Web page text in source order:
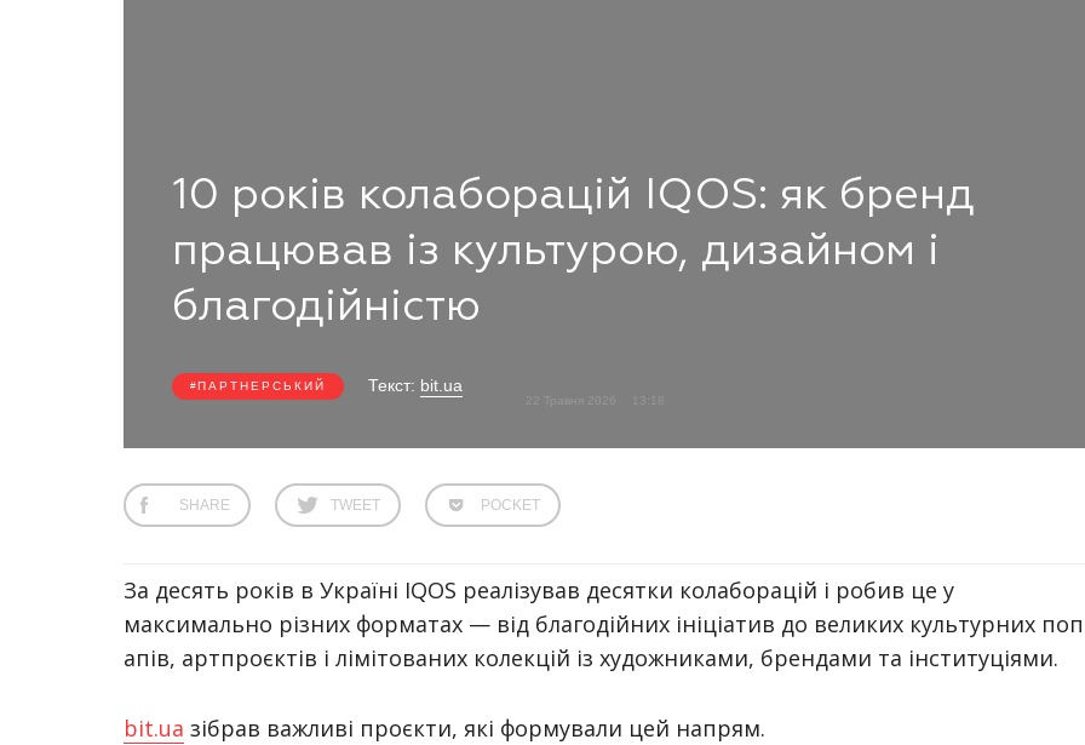
10 років колаборацій IQOS: як бренд
працював із культурою, дизайном і
благодійністю
ПАРТНЕРСЬКИЙ Текст: bit.ua
SHARE TWEET POCKET
За десять років в Україні IQOS реалізував десятки колаборацій і робив це у
максимально різних форматах — від благодійних ініціатив до великих культурних
апів, артпроєктів і лімітованих колекцій із художниками, брендами та інституціями.
bit.ua зібрав важливі проєкти, які формували цей напрям.